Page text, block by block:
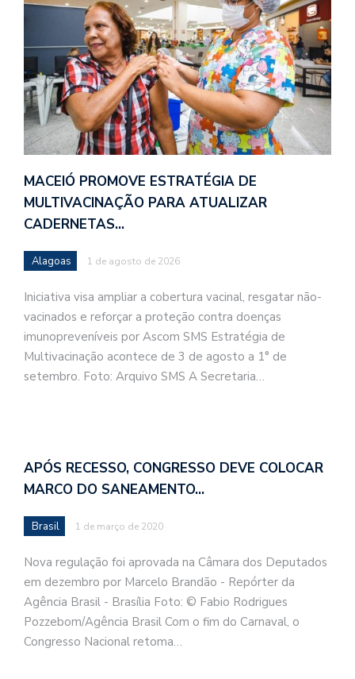
MACEIÓ PROMOVE ESTRATÉGIA DE
MULTIVACINAÇÃO PARA ATUALIZAR
CADERNETAS…
Alagoas 1 de agosto de 2026
Iniciativa visa ampliar a cobertura vacinal, resgatar não-
vacinados e reforçar a proteção contra doenças
imunopreveníveis por Ascom SMS Estratégia de
Multivacinação acontece de 3 de agosto a 1° de
setembro. Foto: Arquivo SMS A Secretaria…
APÓS RECESSO, CONGRESSO DEVE COLOCAR
MARCO DO SANEAMENTO…
Brasil 1 de março de 2020
Nova regulação foi aprovada na Câmara dos Deputados
em dezembro por Marcelo Brandão - Repórter da
Agência Brasil - Brasília Foto: © Fabio Rodrigues
Pozzebom/Agência Brasil Com o fim do Carnaval, o
Congresso Nacional retoma…